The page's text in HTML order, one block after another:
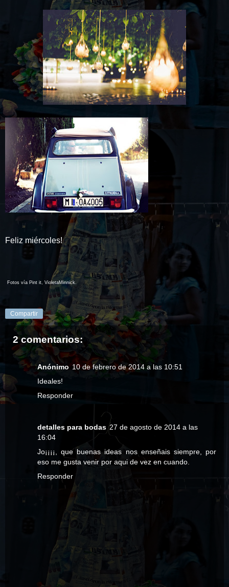
Feliz miércoles!
Fotos vía Pint it, VioletaMinnick.
Compartir
2 comentarios:
Anónimo 10 de febrero de 2014 a las 10:51
Ideales!
Responder
detalles para bodas 27 de agosto de 2014 a las
16:04
Jo¡¡¡¡, que buenas ideas nos enseñais siempre, por
eso me gusta venir por aqui de vez en cuando.
Responder